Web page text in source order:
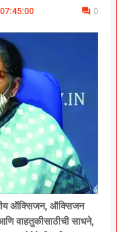
0
ऑक्सिजन, ऑक्सिजन
वाहतुकीसाठीची साधने,